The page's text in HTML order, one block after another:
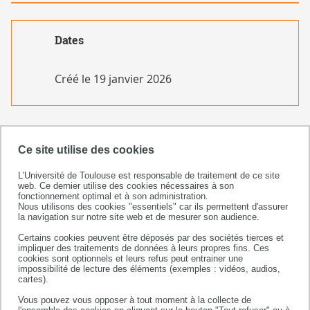
Ce site utilise des cookies
L'Université de Toulouse est responsable de traitement de ce site
web. Ce dernier utilise des cookies nécessaires à son
fonctionnement optimal et à son administration.
Nous utilisons des cookies "essentiels" car ils permettent d'assurer
la navigation sur notre site web et de mesurer son audience.
Certains cookies peuvent être déposés par des sociétés tierces et
impliquer des traitements de données à leurs propres fins. Ces
cookies sont optionnels et leurs refus peut entrainer une
impossibilité de lecture des éléments (exemples : vidéos, audios,
cartes).
Vous pouvez vous opposer à tout moment à la collecte de
Dates
Créé le 19 janvier 2026
Faculté sciences et ingénierie
Bâtiment 3R1 b2 / 3e étage
118 route de Narbonne
31062 Toulouse cedex 09
+33 (0)5 82 52 57 21/22